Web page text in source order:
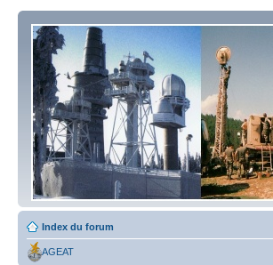
Index du forum
AGEAT